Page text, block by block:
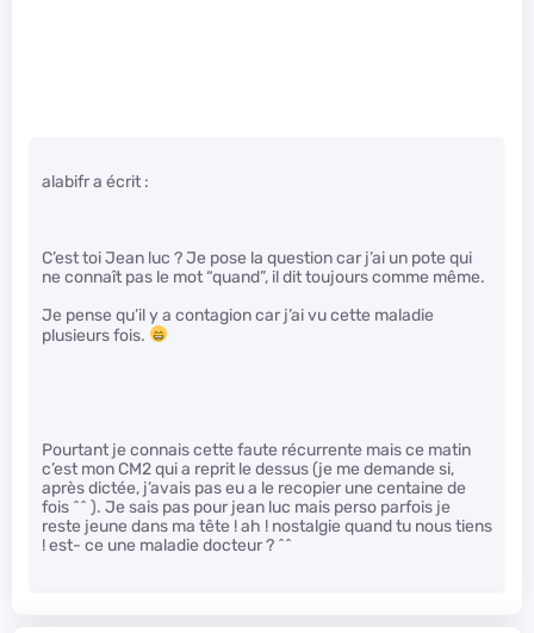
alabifr a écrit :
C’est toi Jean luc ? Je pose la question car j’ai un pote qui
ne connaît pas le mot “quand”, il dit toujours comme même.
Je pense qu’il y a contagion car j’ai vu cette maladie
plusieurs fois.
Pourtant je connais cette faute récurrente mais ce matin
c’est mon CM2 qui a reprit le dessus (je me demande si,
après dictée, j’avais pas eu a le recopier une centaine de
fois ^^ ). Je sais pas pour jean luc mais perso parfois je
reste jeune dans ma tête ! ah ! nostalgie quand tu nous tiens
! est- ce une maladie docteur ? ^^